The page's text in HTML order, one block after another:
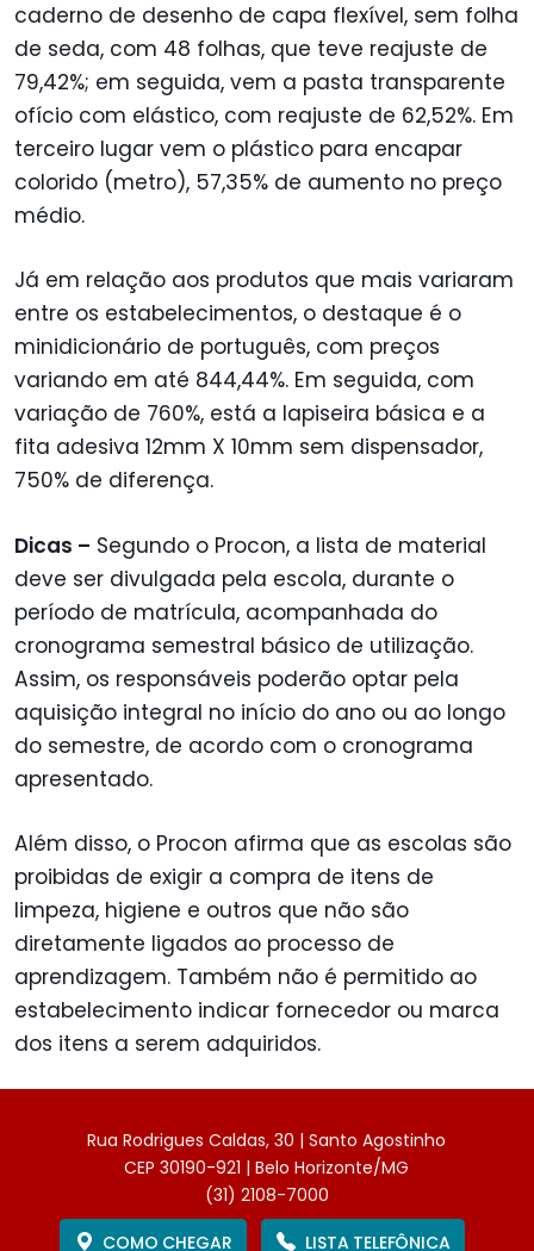
caderno de desenho de capa flexível, sem folha
de seda, com 48 folhas, que teve reajuste de
79,42%; em seguida, vem a pasta transparente
ofício com elástico, com reajuste de 62,52%. Em
terceiro lugar vem o plástico para encapar
colorido (metro), 57,35% de aumento no preço
médio.
Já em relação aos produtos que mais variaram
entre os estabelecimentos, o destaque é o
minidicionário de português, com preços
variando em até 844,44%. Em seguida, com
variação de 760%, está a lapiseira básica e a
fita adesiva 12mm X 10mm sem dispensador,
750% de diferença.
Dicas – Segundo o Procon, a lista de material
deve ser divulgada pela escola, durante o
período de matrícula, acompanhada do
cronograma semestral básico de utilização.
Assim, os responsáveis poderão optar pela
aquisição integral no início do ano ou ao longo
do semestre, de acordo com o cronograma
apresentado.
Além disso, o Procon afirma que as escolas são
proibidas de exigir a compra de itens de
limpeza, higiene e outros que não são
diretamente ligados ao processo de
aprendizagem. Também não é permitido ao
estabelecimento indicar fornecedor ou marca
dos itens a serem adquiridos.
Rua Rodrigues Caldas, 30 | Santo Agostinho
CEP 30190-921 | Belo Horizonte/MG
(31) 2108-7000
COMO CHEGAR
LISTA TELEFÔNICA